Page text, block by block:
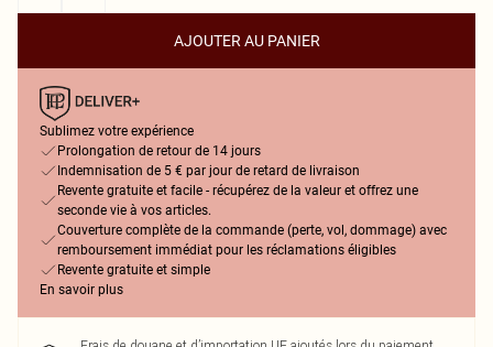
AJOUTER AU PANIER
Sublimez votre expérience
Prolongation de retour de 14 jours
Indemnisation de 5 € par jour de retard de livraison
Revente gratuite et facile - récupérez de la valeur et offrez une
seconde vie à vos articles.
Couverture complète de la commande (perte, vol, dommage) avec
remboursement immédiat pour les réclamations éligibles
Revente gratuite et simple
En savoir plus